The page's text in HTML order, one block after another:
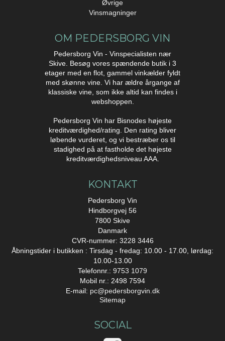
Øvrige
Vinsmagninger
OM PEDERSBORG VIN
Pedersborg Vin - Vinspecialisten nær
Skive. Besøg vores spændende butik i 3
etager med en flot, gammel vinkælder fyldt
med skønne vine. Vi har ældre årgange af
klassiske vine, som ikke altid kan findes i
webshoppen.
Pedersborg Vin har Bisnodes højeste
kreditværdighed/rating. Den rating bliver
løbende vurderet, og vi bestræber os til
stadighed på at fastholde det højeste
kreditværdighedsniveau AAA.
KONTAKT
Pedersborg Vin
Hindborgvej 56
7800 Skive
Danmark
CVR-nummer: 3228 3446
Åbningstider i butikken : Tirsdag - fredag: 10.00 - 17.00, lørdag:
10.00-13.00
Telefonnr.: 9753 1079
Mobil nr.: 2498 7594
E-mail: pc@pedersborgvin.dk
Sitemap
SOCIAL